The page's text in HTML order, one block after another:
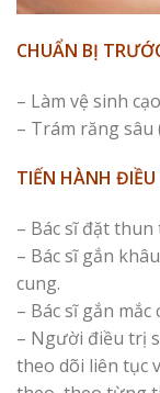
CHUẨN BỊ
– Làm vệ sinh
– Trám răng sâu
TIẾN HÀNH ĐIỀU
– Bác sĩ đặt thun
– Bác sĩ gắn
cung.
– Bác sĩ gắn
– Người điều trị
theo dõi liên tục